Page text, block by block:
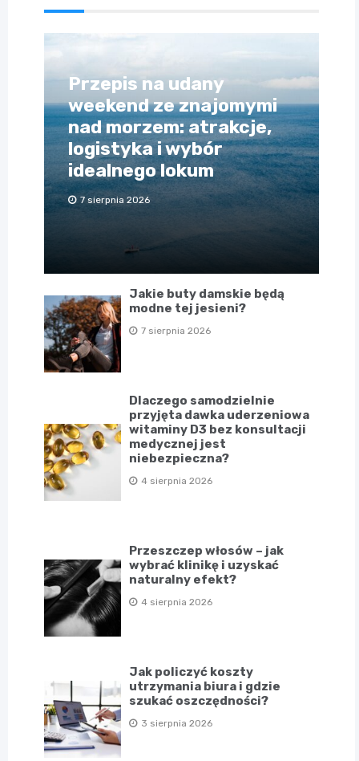
Przepis na udany
weekend ze znajomymi
nad morzem: atrakcje,
logistyka i wybór
idealnego lokum
7 sierpnia 2026
Jakie buty damskie będą
modne tej jesieni?
7 sierpnia 2026
Dlaczego samodzielnie
przyjęta dawka uderzeniowa
witaminy D3 bez konsultacji
medycznej jest
niebezpieczna?
4 sierpnia 2026
Przeszczep włosów – jak
wybrać klinikę i uzyskać
naturalny efekt?
4 sierpnia 2026
Jak policzyć koszty
utrzymania biura i gdzie
szukać oszczędności?
3 sierpnia 2026